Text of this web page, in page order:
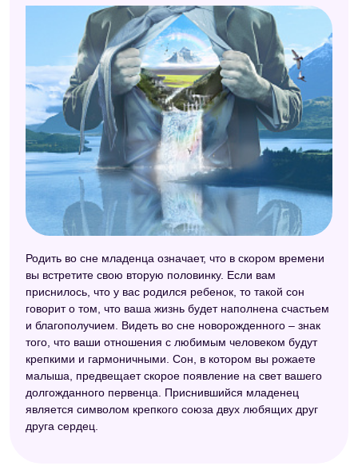
Родить во сне младенца означает, что в скором времени
вы встретите свою вторую половинку. Если вам
приснилось, что у вас родился ребенок, то такой сон
говорит о том, что ваша жизнь будет наполнена счастьем
и благополучием. Видеть во сне новорожденного – знак
того, что ваши отношения с любимым человеком будут
крепкими и гармоничными. Сон, в котором вы рожаете
малыша, предвещает скорое появление на свет вашего
долгожданного первенца. Приснившийся младенец
является символом крепкого союза двух любящих друг
друга сердец.